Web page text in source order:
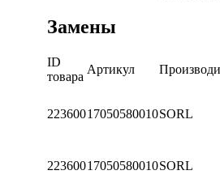
Замены
ID
товара
Артикул
22360017050580010SORL
22360017050580010SORL